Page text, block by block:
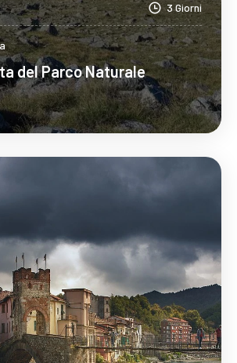
3 Giorni
del Parco Naturale